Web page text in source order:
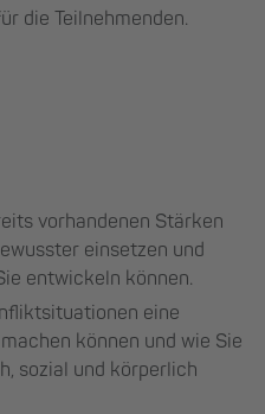
die Teilnehmenden.
vorhandenen Stärken
einsetzen und
entwickeln können.
eine
können und wie Sie
sozial und körperlich